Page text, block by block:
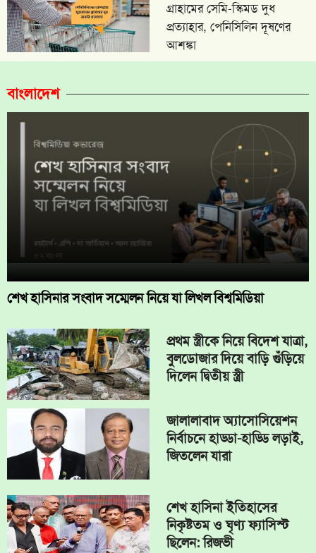
গ্রাহামের সেমি-স্কিমড দুধ
প্রত্যাহার, পেনিসিলিন দূষণের
আশঙ্কা
বাংলাদেশ
শেখ হাসিনা ইতিহাসের
নিকৃষ্টতম ও ঘৃণ্য ফ্যাসিস্ট
ছিলেন: রিজভী
শেখ হাসিনার সংবাদ সম্মেলন নিয়ে যা লিখল বিশ্বমিডিয়া
প্রথম স্ত্রীকে নিয়ে বিদেশ যাত্রা,
বুলডোজার দিয়ে বাড়ি গুঁড়িয়ে
দিলেন দ্বিতীয় স্ত্রী
জালালাবাদ অ্যাসোসিয়েশন
নির্বাচনে হাড্ডা-হাড্ডি লড়াই,
জিতলেন যারা